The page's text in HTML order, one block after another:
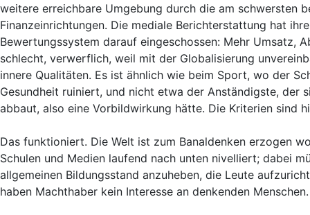
weitere erreichbare Umgebung durch die am schwersten
Finanzeinrichtungen. Die mediale Berichterstattung hat
Bewertungssystem darauf eingeschossen: Mehr Umsatz,
schlecht, verwerflich, weil mit der Globalisierung
innere Qualitäten. Es ist ähnlich wie beim Sport, wo der
Gesundheit ruiniert, und nicht etwa der Anständigste, der
abbaut, also eine Vorbildwirkung hätte. Die Kriterien sind
Das funktioniert. Die Welt ist zum Banaldenken erzogen
Schulen und Medien laufend nach unten nivelliert; dabei
allgemeinen Bildungsstand anzuheben, die Leute
haben Machthaber kein Interesse an denkenden